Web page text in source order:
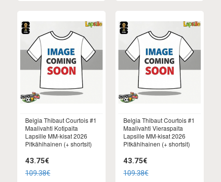
Belgia Thibaut Courtois #1
Maalivahti Kotipaita
Lapsille MM-kisat 2026
Pitkähihainen (+ shortsit)
43.75€
109.38€
Belgia Thibaut Courtois #1
Maalivahti Vieraspaita
Lapsille MM-kisat 2026
Pitkähihainen (+ shortsit)
43.75€
109.38€